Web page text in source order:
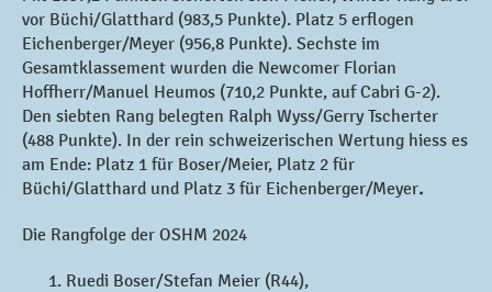
vor Büchi/Glatthard (983,5 Punkte). Platz 5 erflogen
Eichenberger/Meyer (956,8 Punkte). Sechste im
Gesamtklassement wurden die Newcomer Florian
Hoffherr/Manuel Heumos (710,2 Punkte, auf Cabri G-2).
Den siebten Rang belegten Ralph Wyss/Gerry Tscherter
(488 Punkte). In der rein schweizerischen Wertung hiess es
am Ende: Platz 1 für Boser/Meier, Platz 2 für
Büchi/Glatthard und Platz 3 für Eichenberger/Meyer.
Die Rangfolge der OSHM 2024
Ruedi Boser/Stefan Meier (R44),